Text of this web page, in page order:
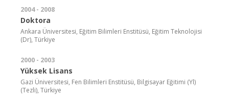
2004 - 2008
Doktora
Ankara Üniversitesi, Eğitim Bilimleri Enstitüsü, Eğitim Teknolojisi
(Dr), Türkiye
2000 - 2003
Yüksek Lisans
Gazi Üniversitesi, Fen Bilimleri Enstitüsü, Bilgisayar Eğitimi (Yl)
(Tezli), Türkiye